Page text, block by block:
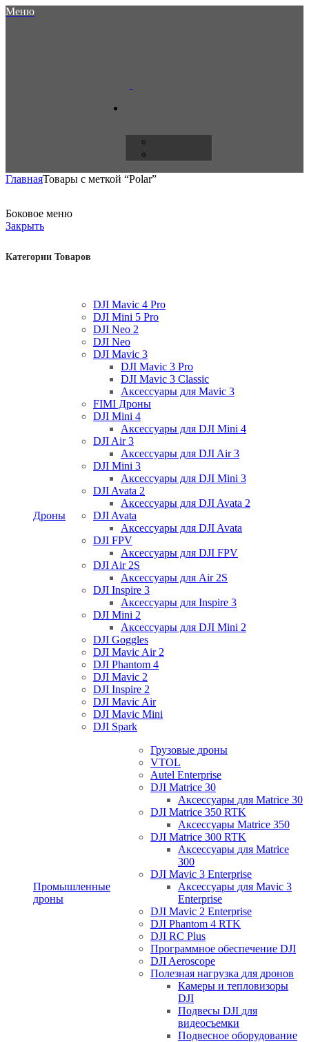
Меню
ГлавнаяТовары с меткой “Polar”
Боковое меню
Закрыть
Категории Товаров
Дроны
DJI Mavic 4 Pro
DJI Mini 5 Pro
DJI Neo 2
DJI Neo
DJI Mavic 3
DJI Mavic 3 Pro
DJI Mavic 3 Classic
Аксессуары для Mavic 3
FIMI Дроны
DJI Mini 4
Аксессуары для DJI Mini 4
DJI Air 3
Аксессуары для DJI Air 3
DJI Mini 3
Аксессуары для DJI Mini 3
DJI Avata 2
Аксессуары для DJI Avata 2
DJI Avata
Аксессуары для DJI Avata
DJI FPV
Аксессуары для DJI FPV
DJI Air 2S
Аксессуары для Air 2S
DJI Inspire 3
Аксессуары для Inspire 3
DJI Mini 2
Аксессуары для DJI Mini 2
DJI Goggles
DJI Mavic Air 2
DJI Phantom 4
DJI Mavic 2
DJI Inspire 2
DJI Mavic Air
DJI Mavic Mini
DJI Spark
Промышленные
дроны
Грузовые дроны
VTOL
Autel Enterprise
DJI Matrice 30
Аксессуары для Matrice 30
DJI Matrice 350 RTK
Аксессуары Matrice 350
DJI Matrice 300 RTK
Аксессуары для Matrice
300
DJI Mavic 3 Enterprise
Аксессуары для Mavic 3
Enterprise
DJI Mavic 2 Enterprise
DJI Phantom 4 RTK
DJI RC Plus
Программное обеспечение DJI
DJI Aeroscope
Полезная нагрузка для дронов
Камеры и тепловизоры
DJI
Подвесы DJI для
видеосъемки
Подвесное оборудование